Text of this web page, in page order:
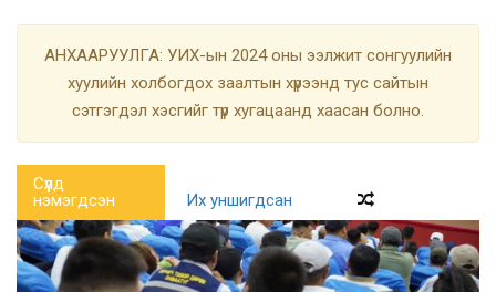
АНХААРУУЛГА: УИХ-ын 2024 оны ээлжит сонгуулийн
хуулийн холбогдох заалтын хүрээнд тус сайтын
сэтгэгдэл хэсгийг түр хугацаанд хаасан болно.
Сүүлд
нэмэгдсэн
Их уншигдсан